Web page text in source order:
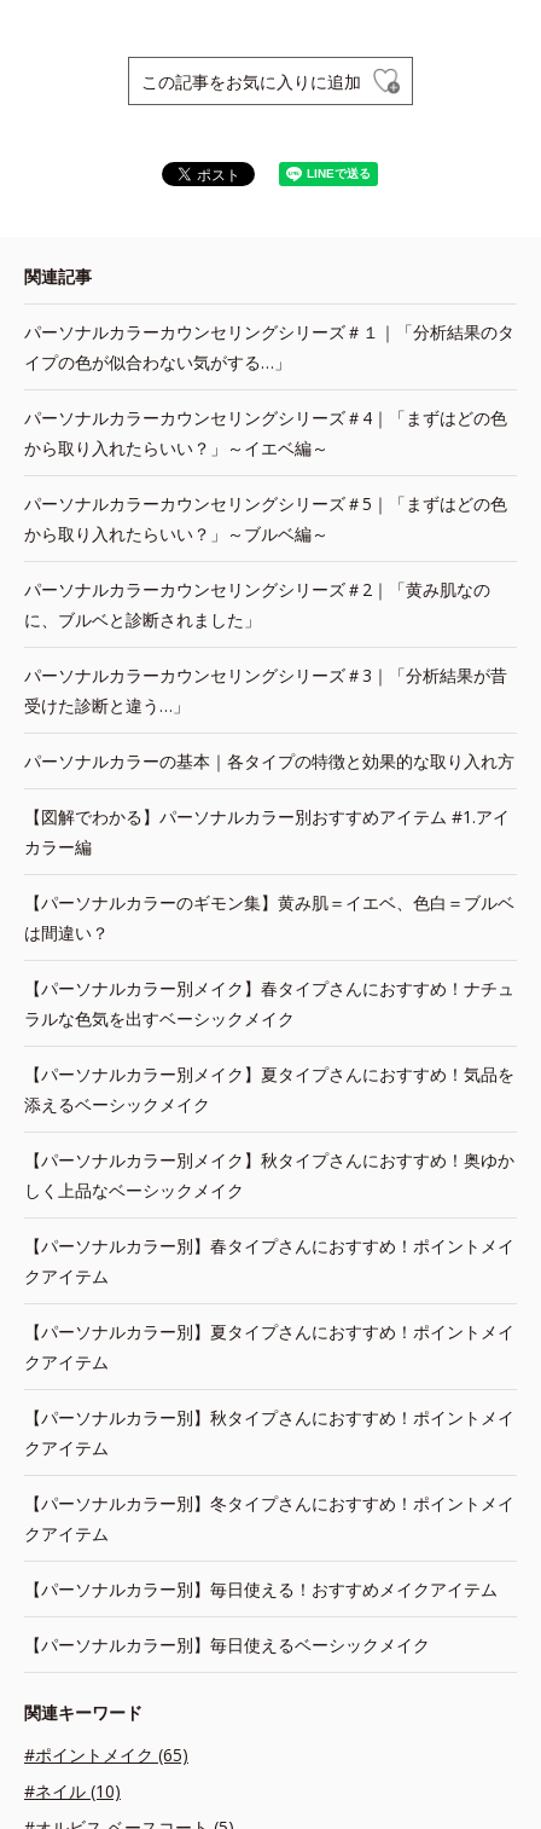
この記事をお気に入りに追加
関連記事
パーソナルカラーカウンセリングシリーズ＃１｜「分析結果のタ
イプの色が似合わない気がする…」
パーソナルカラーカウンセリングシリーズ＃4｜「まずはどの色
から取り入れたらいい？」～イエベ編～
パーソナルカラーカウンセリングシリーズ＃5｜「まずはどの色
から取り入れたらいい？」～ブルベ編～
パーソナルカラーカウンセリングシリーズ＃2｜「黄み肌なの
に、ブルベと診断されました」
パーソナルカラーカウンセリングシリーズ＃3｜「分析結果が昔
受けた診断と違う…」
パーソナルカラーの基本｜各タイプの特徴と効果的な取り入れ方
【図解でわかる】パーソナルカラー別おすすめアイテム #1.アイ
カラー編
【パーソナルカラーのギモン集】黄み肌＝イエベ、色白＝ブルベ
は間違い？
【パーソナルカラー別メイク】春タイプさんにおすすめ！ナチュ
ラルな色気を出すベーシックメイク
【パーソナルカラー別メイク】夏タイプさんにおすすめ！気品を
添えるベーシックメイク
【パーソナルカラー別メイク】秋タイプさんにおすすめ！奥ゆか
しく上品なベーシックメイク
【パーソナルカラー別】春タイプさんにおすすめ！ポイントメイ
クアイテム
【パーソナルカラー別】夏タイプさんにおすすめ！ポイントメイ
クアイテム
【パーソナルカラー別】秋タイプさんにおすすめ！ポイントメイ
クアイテム
【パーソナルカラー別】冬タイプさんにおすすめ！ポイントメイ
クアイテム
【パーソナルカラー別】毎日使える！おすすめメイクアイテム
【パーソナルカラー別】毎日使えるベーシックメイク
関連キーワード
#ポイントメイク (65)
#ネイル (10)